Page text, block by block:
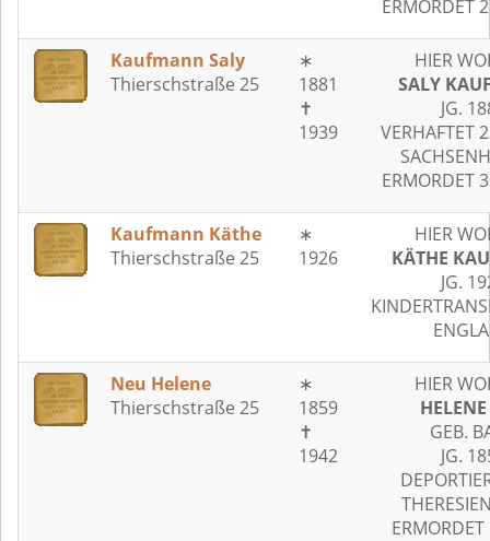
ERMORDET
Kaufmann Saly
Thierschstraße 25
∗
1881
✝
1939
HIER
SALY
JG.
VERHAFTET
ERMORDET
Kaufmann Käthe
Thierschstraße 25
∗
1926
HIER
KÄTHE
JG.
Neu Helene
Thierschstraße 25
∗
1859
✝
1942
HIER
GEB.
JG.